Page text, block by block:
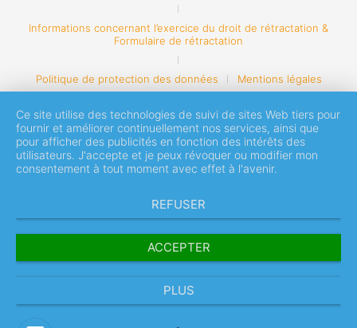
Informations concernant l’exercice du droit de rétractation &
Formulaire de rétractation
Politique de protection des données Mentions légales
Ce site utilise des technologies de suivi de sites Web tiers pour
fournir et améliorer continuellement nos services, ainsi que
pour afficher des publicités en fonction des intérêts des
utilisateurs. J'accepte et je peux révoquer ou modifier mon
consentement à tout moment avec effet à l'avenir.
REFUSER
ACCEPTER
PLUS